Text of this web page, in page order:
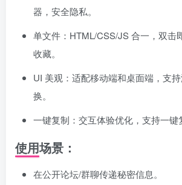
器，安全隐私。
单文件：HTML/CSS/JS 合一，双击
收藏。
UI 美观：适配移动端和桌面端，支
换。
一键复制：交互体验优化，支持一键
使用场景：
在公开论坛/群聊传递秘密信息。